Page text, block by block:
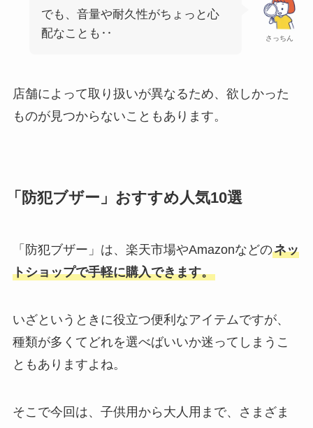
さっちん
でも、音量や耐久性がちょっと心
配なことも‥
店舗によって取り扱いが異なるため、欲しかった
ものが見つからないこともあります。
「防犯ブザー」おすすめ人気10選
「防犯ブザー」は、楽天市場やAmazonなどのネッ
トショップで手軽に購入できます。
いざというときに役立つ便利なアイテムですが、
種類が多くてどれを選べばいいか迷ってしまうこ
ともありますよね。
そこで今回は、子供用から大人用まで、さまざま